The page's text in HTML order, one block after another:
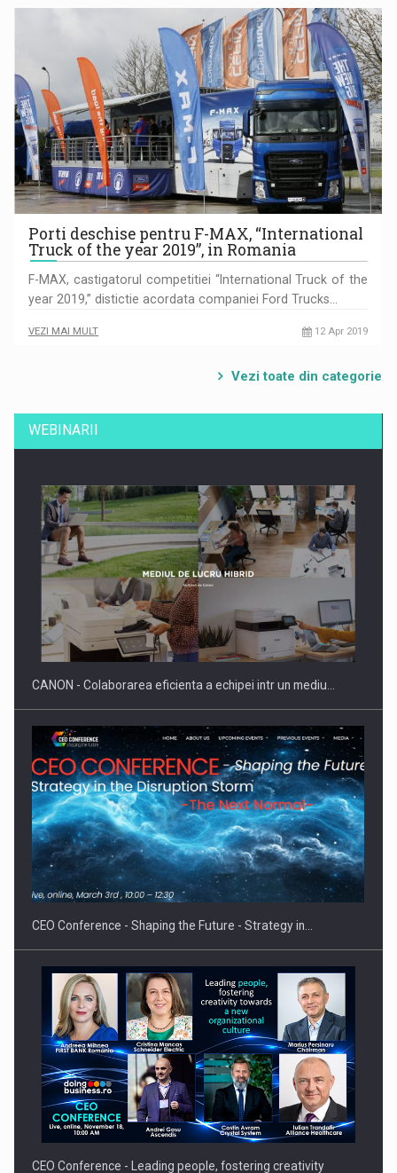
Porti deschise pentru F-MAX, “International
Truck of the year 2019”, in Romania
F-MAX, castigatorul competitiei “International Truck of the
year 2019,” distictie acordata companiei Ford Trucks…
VEZI MAI MULT 12 Apr 2019
Vezi toate din categorie
WEBINARII
CANON - Colaborarea eficienta a echipei intr un mediu…
CEO Conference - Shaping the Future - Strategy in…
CEO Conference - Leading people, fostering creativity